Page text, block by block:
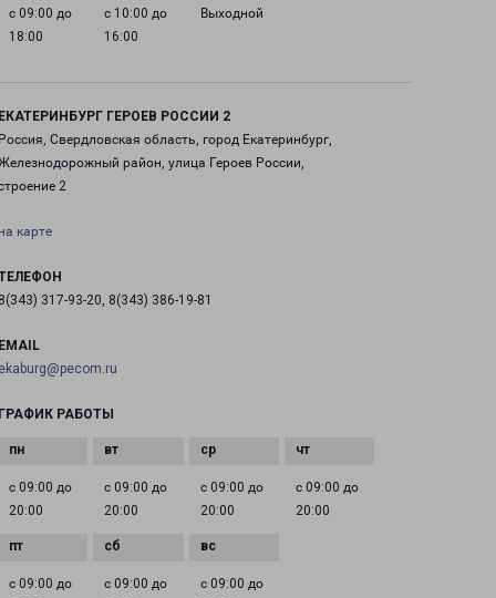
с 09:00 до
18:00
с 10:00 до
16:00
Выходной
ГЕРОЕВ РОССИИ 2
Свердловская область, город Екатеринбург,
район, улица Героев России,
2
карте
317-93-20, 8(343) 386-19-81
РАБОТЫ
с 09:00 до
20:00
с 09:00 до
20:00
с 09:00 до
20:00
с 09:00 до
20:00
с 09:00 до
с 09:00 до
с 09:00 до